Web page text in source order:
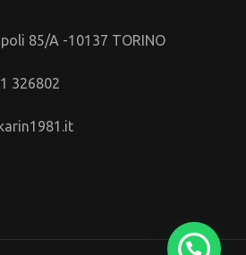
85/A -10137 TORINO
326802